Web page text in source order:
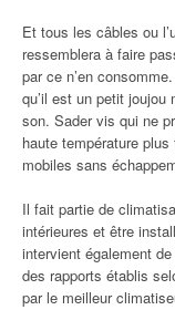
Et tous les câbles ou
ressemblera à faire
par ce n’en
qu’il est un petit joujou
son. Sader vis qui ne
haute température
mobiles sans
Il fait partie de
intérieures et être
intervient également
des rapports établis
par le meilleur